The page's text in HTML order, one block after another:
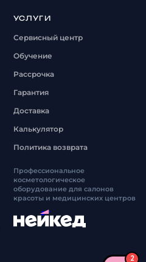
УСЛУГИ
Сервисный центр
Обучение
Рассрочка
Гарантия
Доставка
Калькулятор
Политика возврата
Профессиональное
косметологическое
оборудование для салонов
красоты и медицинских центров
2